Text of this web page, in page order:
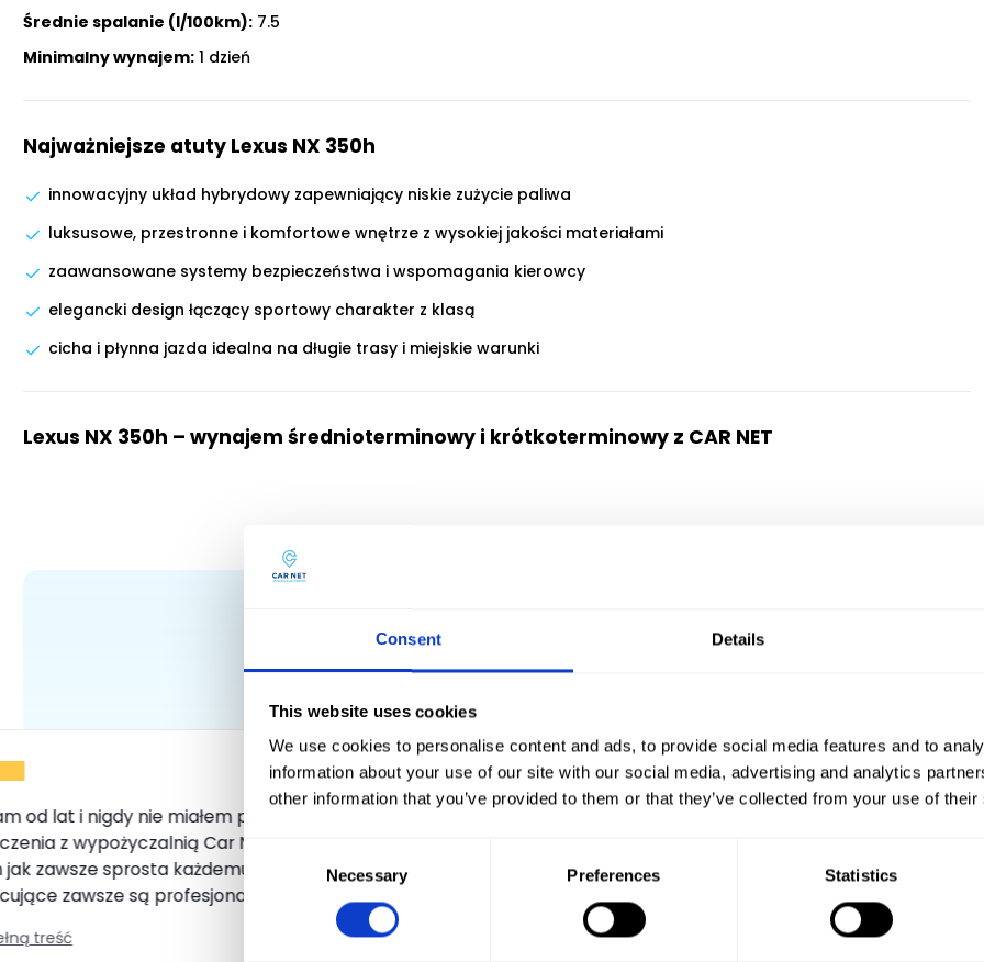
Consent Details
This website uses cookies
We use cookies to personalise content and ads, to provide social media features and to
information about your use of our site with our social media, advertising and analytics
other information that you’ve provided to them or that they’ve collected from your use of
Selection
Necessary Preferences Statistics
Średnie spalanie (l/100km): 7.5
Minimalny wynajem: 1 dzień
Najważniejsze atuty Lexus NX 350h
innowacyjny układ hybrydowy zapewniający niskie zużycie paliwa
luksusowe, przestronne i komfortowe wnętrze z wysokiej jakości materiałami
zaawansowane systemy bezpieczeństwa i wspomagania kierowcy
elegancki design łączący sportowy charakter z klasą
cicha i płynna jazda idealna na długie trasy i miejskie warunki
Lexus NX 350h – wynajem średnioterminowy i krótkoterminowy z CAR NET
Zaufało nam ponad 100 000
od lat i nigdy nie miałem przykrego
z wypożyczalnią Car Net. Oddział w
zawsze sprosta każdemu zdaniu, a osoby
zawsze są profesjonalni i służą pomocą o
Zdecydowanie polecam usługi Car Net i
Tak trzymać.
treść
Bardzo dobra wypożyczalnia samochodów w Koszalinie!
sprawnie i bezproblemowo. Samochód czysty, zadbany i
w pełni sprawny. Duży plus za elastyczność oraz dobre
ceny. Polecam każdemu, kto szuka niezawodnej
Rozwiń pełną treść